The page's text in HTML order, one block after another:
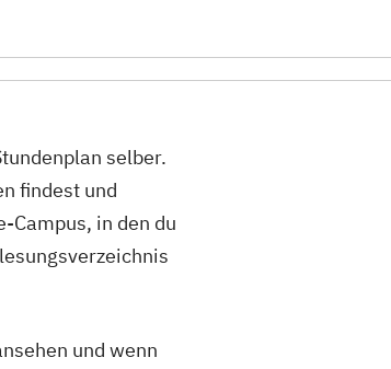
selber.
findest und
Campus, in den du
und wenn